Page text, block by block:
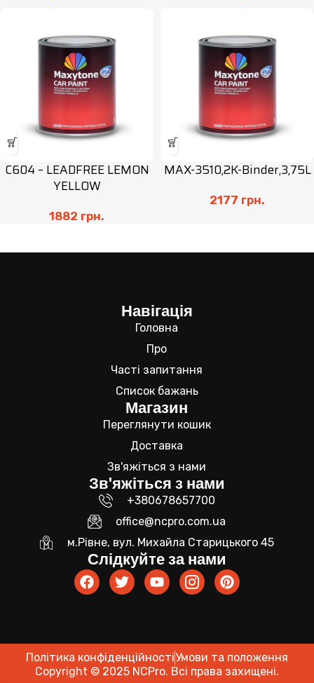
C604 – LEADFREE LEMON
YELLOW
1882 грн.
MAX-3510,2K-Binder,3,75L
2177 грн.
Навігація
Головна
Про
Часті запитання
Список бажань
Магазин
Переглянути кошик
Доставка
Зв'яжіться з нами
Зв'яжіться з нами
+380678657700
office@ncpro.com.ua
м.Рівне, вул. Михайла Старицького 45
Слідкуйте за нами
Copyright © 2025 NCPro. Всі права захищені.
Політика конфіденційностіУмови та положення